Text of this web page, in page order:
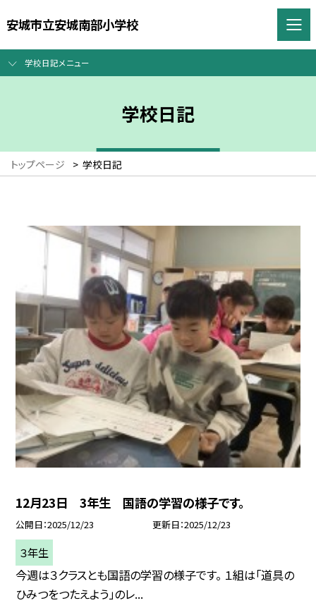
安城市立安城南部小学校
学校日記メニュー
学校日記
トップページ > 学校日記
12月23日 3年生 国語の学習の様子です。
公開日 2025/12/23 更新日 2025/12/23
３年生
今週は３クラスとも国語の学習の様子です。 １組は「道具の
ひみつをつたえよう」のレ...